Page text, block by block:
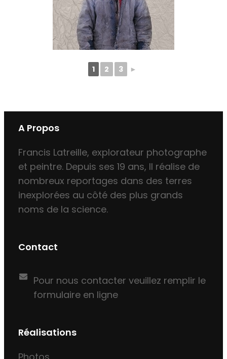
1 2 3 ►
A Propos
Francis Latreille, explorateur photographe
et peintre. Depuis ses 19 ans, Il réalise de
nombreux reportages dans des terres
inexplorées au côté des plus grands
noms de la science.
Contact
Pour nous contacter veuillez remplir le
formulaire en ligne
Réalisations